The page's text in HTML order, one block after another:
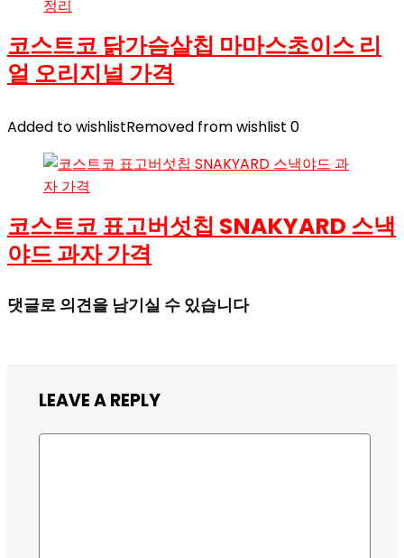
코스트코 닭가슴살칩 마마스초이스 리
얼 오리지널 가격
Added to wishlistRemoved from wishlist 0
코스트코 표고버섯칩 SNAKYARD 스낵
야드 과자 가격
댓글로 의견을 남기실 수 있습니다
LEAVE A REPLY